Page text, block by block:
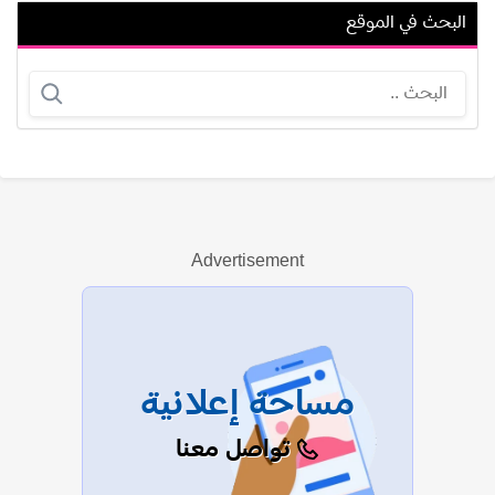
كورتني بي تورك
عرض الكل
البحث في الموقع
Advertisement
مساحة إعلانية
تواصل معنا